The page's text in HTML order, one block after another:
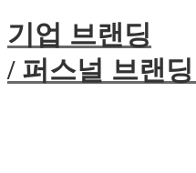
기업 브랜딩
/ 퍼스널 브랜